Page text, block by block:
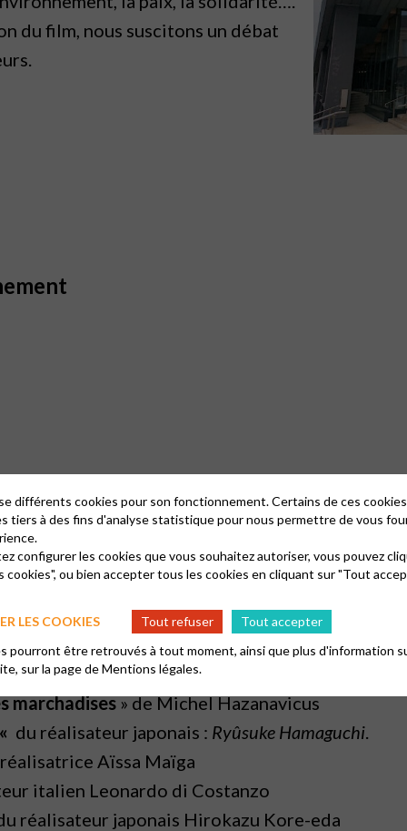
du film, nous suscitons un débat
Sehiri
Chuck» de Mike Flanagan
marchadises» de Michel Hazanavicus
du réalisateur japonais : Ryûsuke Hamaguchi.
réalisatrice Aïssa Maïga
italien Leonardo di Costanzo
réalisateur japonais Hirokazu Kore-eda
différents cookies pour son fonctionnement. Certains de ces
tiers à des fins d'analyse statistique pour nous permettre de vous
configurer les cookies que vous souhaitez autoriser, vous pouvez
cookies", ou bien accepter tous les cookies en cliquant sur "Tout
LES COOKIES
Tout refuser
Tout accepter
pourront être retrouvés à tout moment, ainsi que plus d'information
sur la page deMentions légales.